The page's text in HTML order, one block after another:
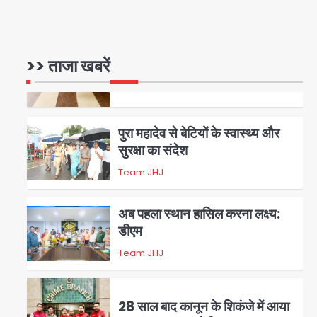
>> ताजा खबरें
5
1
पुरा महादेव से बेटियों के स्वास्थ्य और
सुरक्षा का संदेश
Team JHJ
2
अब पहला स्थान हासिल करना लक्ष्य:
डीएम
Team JHJ
28 साल बाद कानून के शिकंजे में आया